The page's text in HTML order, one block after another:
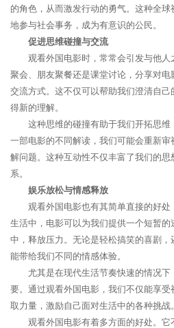
的角色，从而激发行动的勇气。这种全
地参与社会事务，成为有意识的公民。
促进思维碰撞与交流
观看外国电影时，常常会引发与他
聚会、朋友聚餐还是课堂讨论，分享对
交流方式。这不仅可以帮助我们澄清自
得新的理解。
这种思维的碰撞有助于我们开拓思
一部电影的不同解读，我们可能会重新
解问题。这种互动性不仅丰富了我们的
系。
娱乐放松与情感释放
观看外国电影也有其简单直接的好
生活中，电影可以为我们提供一个短暂
中，释放压力。无论是轻松搞笑的喜剧
能带给我们不同的情感体验。
尤其是在现代生活节奏快速的情况
要。通过观看外国电影，我们不仅能享
取力量，激励自己面对生活中的各种挑战。
观看外国电影有着多方面的好处。